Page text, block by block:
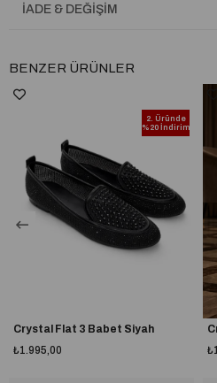
İADE & DEĞIŞIM
BENZER ÜRÜNLER
2. Üründe
%20 İndirim
Crystal Flat 3 Babet Siyah
₺1.995,00